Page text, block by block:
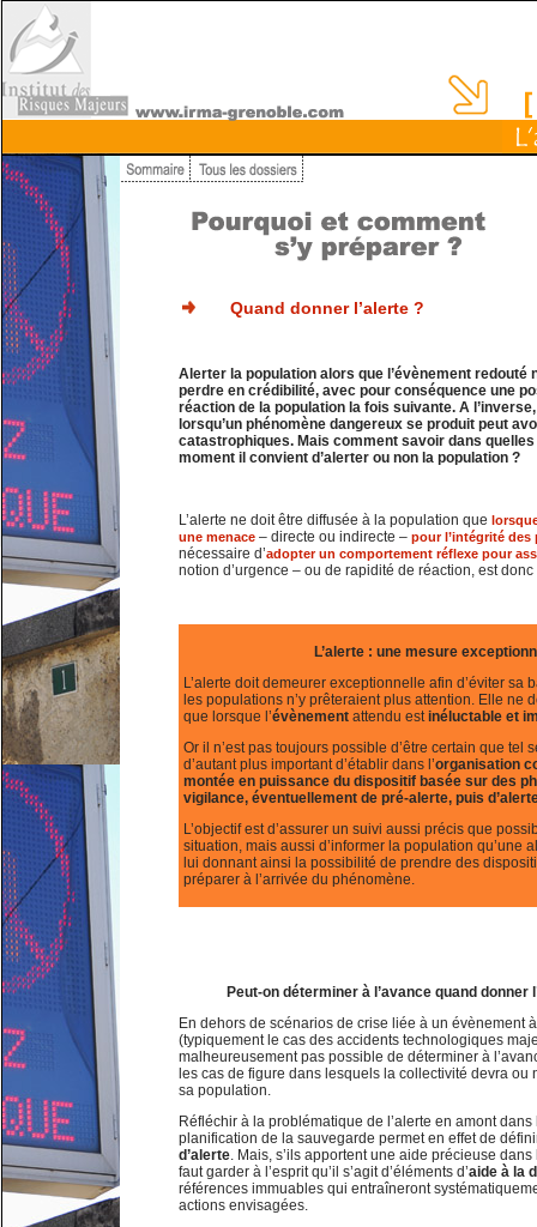
Quand donner l’alerte ?
Alerter la population alors que l’évènement redouté
perdre en crédibilité, avec pour conséquence une
réaction de la population la fois suivante. A
lorsqu’un phénomène dangereux se produit peut
catastrophiques. Mais comment savoir dans
moment il convient d’alerter ou non la population ?
L’alerte ne doit être diffusée à la population que
une menace – directe ou indirecte – pour l’intégrité des
nécessaire d’adopter un comportement réflexe pour
notion d’urgence – ou de rapidité de réaction, est
L’alerte : une mesure
L’alerte doit demeurer exceptionnelle afin d’éviter sa
les populations n’y prêteraient plus attention. Elle ne
que lorsque l’évènement attendu estinéluctable et
Or il n’est pas toujours possible d’être certain que tel
d’autant plus important d’établir dans l’organisation
montée en puissance du dispositif basée sur des
vigilance, éventuellement de pré-alerte, puis
L’objectif est d’assurer un suivi aussi précis que
situation, mais aussi d’informer la population qu’une
lui donnant ainsi la possibilité de prendre des
préparer à l’arrivée du phénomène.
Peut-on déterminer à l’avance quand donner
En dehors de scénarios de crise liée à un évènement
(typiquement le cas des accidents technologiques
malheureusement pas possible de déterminer à
les cas de figure dans lesquels la collectivité devra ou
sa population.
Réfléchir à la problématique de l’alerte en amont
planification de la sauvegarde permet en effet de
d’alerte. Mais, s’ils apportent une aide précieuse
faut garder à l’esprit qu’il s’agit d’éléments d’aide à la
références immuables qui entraîneront
actions envisagées.